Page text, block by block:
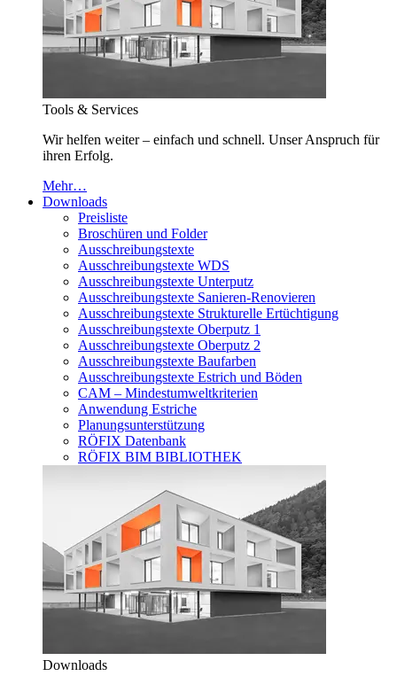
Tools & Services
Wir helfen weiter – einfach und schnell. Unser Anspruch für
ihren Erfolg.
Mehr…
Downloads
Preisliste
Broschüren und Folder
Ausschreibungstexte
Ausschreibungstexte WDS
Ausschreibungstexte Unterputz
Ausschreibungstexte Sanieren-Renovieren
Ausschreibungstexte Strukturelle Ertüchtigung
Ausschreibungstexte Oberputz 1
Ausschreibungstexte Oberputz 2
Ausschreibungstexte Baufarben
Ausschreibungstexte Estrich und Böden
CAM – Mindestumweltkriterien
Anwendung Estriche
Planungsunterstützung
RÖFIX Datenbank
RÖFIX BIM BIBLIOTHEK
Downloads